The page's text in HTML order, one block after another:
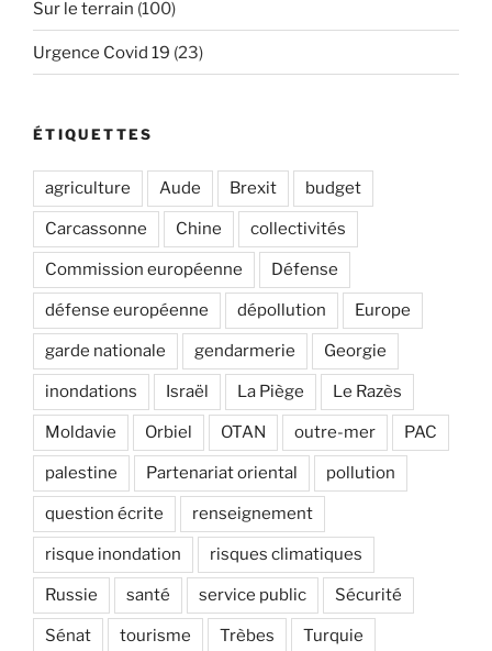
Sur le terrain (100)
Urgence Covid 19 (23)
ÉTIQUETTES
agriculture Aude Brexit budget
Carcassonne Chine collectivités
Commission européenne Défense
défense européenne dépollution Europe
garde nationale gendarmerie Georgie
inondations Israël La Piège Le Razès
Moldavie Orbiel OTAN outre-mer PAC
palestine Partenariat oriental pollution
question écrite renseignement
risque inondation risques climatiques
Russie santé service public Sécurité
Sénat tourisme Trèbes Turquie